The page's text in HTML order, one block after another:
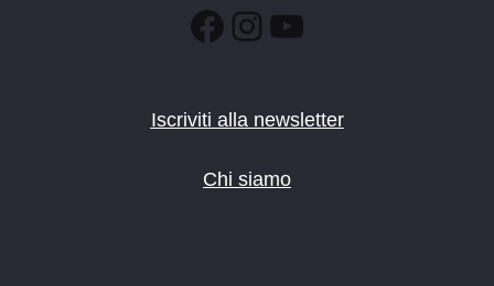
Facebook
Instagram
YouTube
Iscriviti alla newsletter
Chi siamo